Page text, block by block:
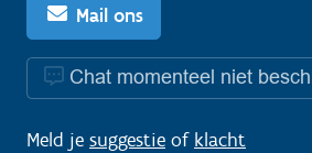
Mail ons
Chat momenteel niet
Meld je suggestie of klacht